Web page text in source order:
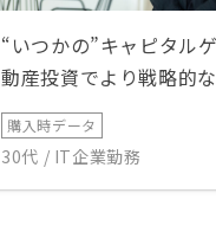
“いつかの”キャピタル
動産投資でより戦略的
購入時データ
30代 / IT企業勤務